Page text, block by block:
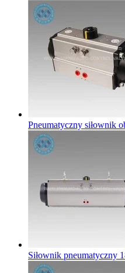
Pneumatyczny siłownik
Siłownik pneumatyczny